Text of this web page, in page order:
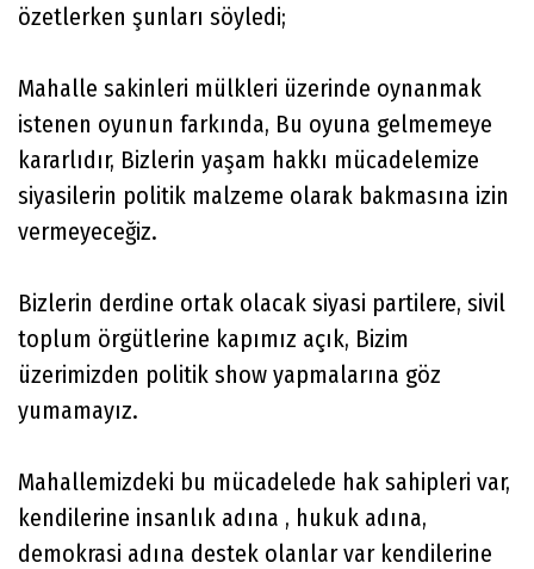
özetlerken şunları söyledi;
Mahalle sakinleri mülkleri üzerinde oynanmak
istenen oyunun farkında, Bu oyuna gelmemeye
kararlıdır, Bizlerin yaşam hakkı mücadelemize
siyasilerin politik malzeme olarak bakmasına izin
vermeyeceğiz.
Bizlerin derdine ortak olacak siyasi partilere, sivil
toplum örgütlerine kapımız açık, Bizim
üzerimizden politik show yapmalarına göz
yumamayız.
Mahallemizdeki bu mücadelede hak sahipleri var,
kendilerine insanlık adına , hukuk adına,
demokrasi adına destek olanlar var kendilerine